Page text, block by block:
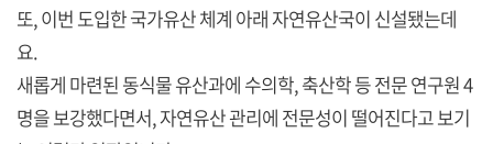
또, 이번 도입한 국가유산 체계 아래 자연유산국이 신설됐는데
요.
새롭게 마련된 동식물 유산과에 수의학, 축산학 등 전문 연구원 4
명을 보강했다면서, 자연유산 관리에 전문성이 떨어진다고 보기